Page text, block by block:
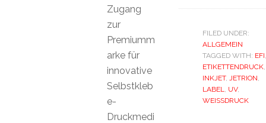
FILED UNDER:
ALLGEMEIN
TAGGED WITH: EFI,
ETIKETTENDRUCK,
INKJET, JETRION,
LABEL, UV,
WEISSDRUCK
Zugang
zur
Premiumm
arke für
innovative
Selbstkleb
e-
Druckmedi